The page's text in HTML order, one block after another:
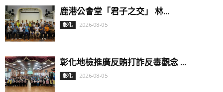
鹿港公會堂「君子之交」 林...
彰化 2026-08-05
彰化地檢推廣反賄打詐反毒觀念 ...
彰化 2026-08-05